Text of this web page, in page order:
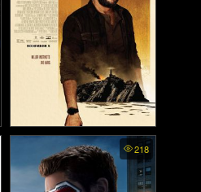
Dangerous - ล่าขุมทรัพย์ลับ
ลวงพราง (2021)
218